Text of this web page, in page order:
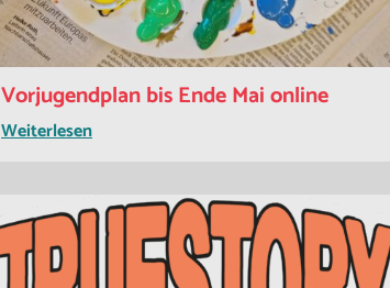
Vorjugendplan bis Ende Mai online
Weiterlesen